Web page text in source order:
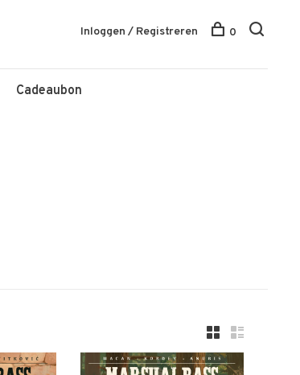
Cadeaubon
Inloggen / Registreren 0